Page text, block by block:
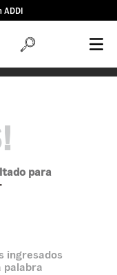
ADDI
para
ingresados
palabra